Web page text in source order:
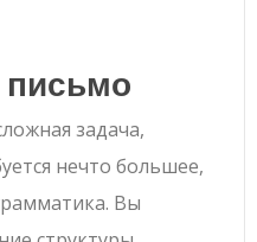
задача,
нечто большее,
Вы